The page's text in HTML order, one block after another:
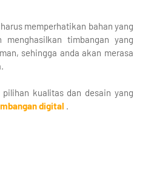
memperhatikan bahan yang
timbangan yang
sehingga anda akan merasa
kualitas dan desain yang
digital .